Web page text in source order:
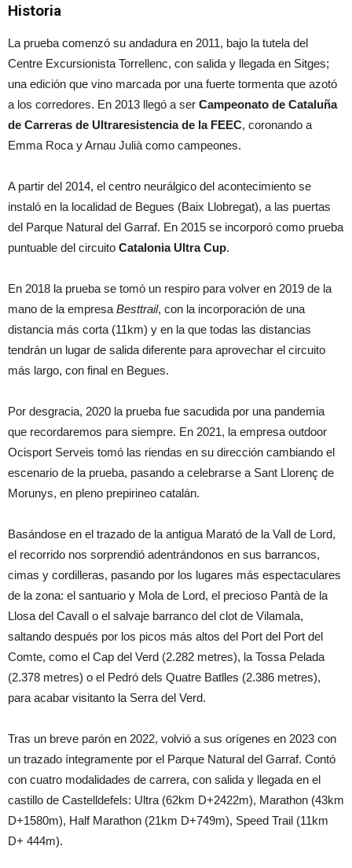
Historia
La prueba comenzó su andadura en 2011, bajo la tutela del
Centre Excursionista Torrellenc, con salida y llegada en Sitges;
una edición que vino marcada por una fuerte tormenta que azotó
a los corredores. En 2013 llegó a ser Campeonato de Cataluña
de Carreras de Ultraresistencia de la FEEC, coronando a
Emma Roca y Arnau Julià como campeones.
A partir del 2014, el centro neurálgico del acontecimiento se
instaló en la localidad de Begues (Baix Llobregat), a las puertas
del Parque Natural del Garraf. En 2015 se incorporó como prueba
puntuable del circuito Catalonia Ultra Cup.
En 2018 la prueba se tomó un respiro para volver en 2019 de la
mano de la empresa Besttrail, con la incorporación de una
distancia más corta (11km) y en la que todas las distancias
tendrán un lugar de salida diferente para aprovechar el circuito
más largo, con final en Begues.
Por desgracia, 2020 la prueba fue sacudida por una pandemia
que recordaremos para siempre. En 2021, la empresa outdoor
Ocisport Serveis tomó las riendas en su dirección cambiando el
escenario de la prueba, pasando a celebrarse a Sant Llorenç de
Morunys, en pleno prepirineo catalán.
Basándose en el trazado de la antigua Marató de la Vall de Lord,
el recorrido nos sorprendió adentrándonos en sus barrancos,
cimas y cordilleras, pasando por los lugares más espectaculares
de la zona: el santuario y Mola de Lord, el precioso Pantà de la
Llosa del Cavall o el salvaje barranco del clot de Vilamala,
saltando después por los picos más altos del Port del Port del
Comte, como el Cap del Verd (2.282 metres), la Tossa Pelada
(2.378 metres) o el Pedró dels Quatre Batlles (2.386 metres),
para acabar visitanto la Serra del Verd.
Tras un breve parón en 2022, volvió a sus orígenes en 2023 con
un trazado íntegramente por el Parque Natural del Garraf. Contó
con cuatro modalidades de carrera, con salida y llegada en el
castillo de Castelldefels: Ultra (62km D+2422m), Marathon (43km
D+1580m), Half Marathon (21km D+749m), Speed ​​Trail (11km
D+ 444m).